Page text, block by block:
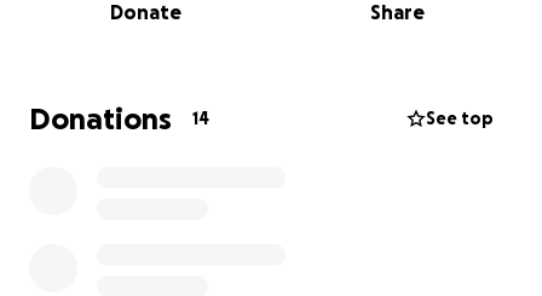
zonder streefbedrag. Voel je vrij in hoeveel je
steunen op mijn tocht voor wie dat wil.
Donate Share
Donations 14 See top